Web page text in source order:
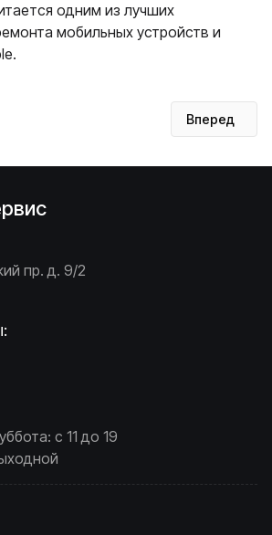
одним из лучших
мобильных устройств и
дисплея iPhone 14 Pro MaxСледующий:
Вперед
пр. д. 9/2
с 11 до 19